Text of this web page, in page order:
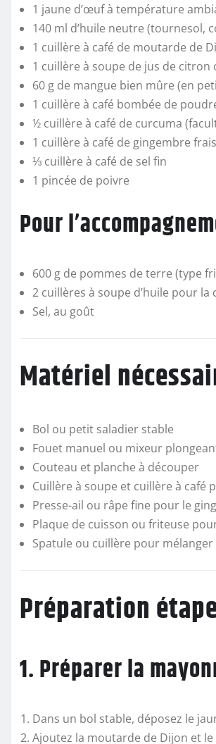
1 jaune d’œuf à température
140 ml d’huile neutre (tournesol,
1 cuillère à café de moutarde de
1 cuillère à soupe de jus de
60 g de mangue bien mûre (en
1 cuillère à café bombée de
½ cuillère à café de curcuma
1 cuillère à café de gingembre
⅓ cuillère à café de sel fin
1 pincée de poivre
Pour
600 g de pommes de terre (type
2 cuillères à soupe d’huile pour la
Sel, au goût
Matériel
Bol ou petit saladier stable
Fouet manuel ou mixeur
Couteau et planche à découper
Cuillère à soupe et cuillère à café
Presse-ail ou râpe fine pour le
Plaque de cuisson ou friteuse
Spatule ou cuillère pour mélanger
Préparation
1. Préparer la
Dans un bol stable, déposez le
Ajoutez la moutarde de Dijon et